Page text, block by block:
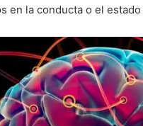
en la conducta o el